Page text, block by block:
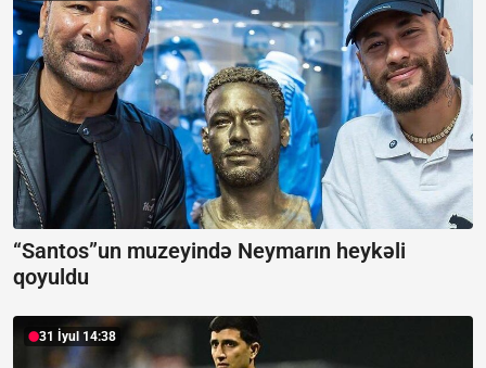
“Santos”un muzeyində Neymarın heykəli
qoyuldu
31 İyul 14:38